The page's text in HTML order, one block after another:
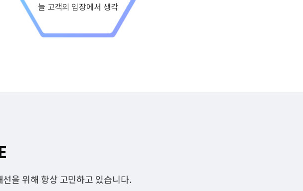
늘 고객의 입장에서 생각
을 위해 항상 고민하고 있습니다.